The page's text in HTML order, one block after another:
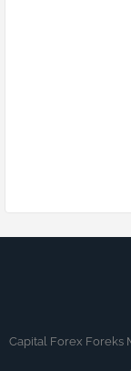
Capital Forex Foreks